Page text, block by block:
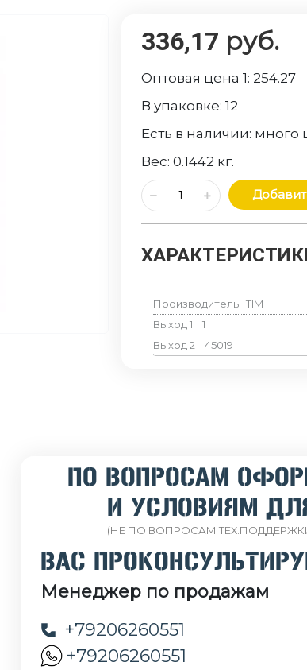
336,17 руб.
Оптовая цена 1: 254.27
В упаковке: 12
Есть в наличии: много
Вес: 0.1442 кг.
Производитель TIM
Выход 1
1
Выход 2
45019
ПО ВОПРОСАМ
И УСЛОВИЯМ
(НЕ ПО ВОПРОСАМ
ВАС
Менеджер по продажам
+79206260551
+79206260551